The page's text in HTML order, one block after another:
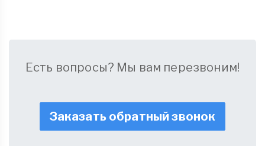
Есть вопросы? Мы вам перезвоним!
Заказать обратный звонок